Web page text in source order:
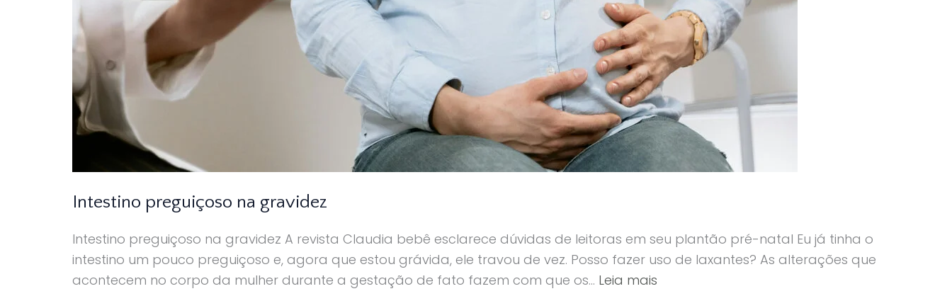
Intestino preguiçoso na gravidez
Intestino preguiçoso na gravidez A revista Claudia bebê esclarece dúvidas de leitoras em seu plantão pré-natal Eu já tinha o
intestino um pouco preguiçoso e, agora que estou grávida, ele travou de vez. Posso fazer uso de laxantes? As alterações que
acontecem no corpo da mulher durante a gestação de fato fazem com que os… Leia mais